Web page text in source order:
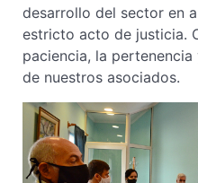
desarrollo del sector en
estricto acto de justicia.
paciencia, la
de nuestros asociados.